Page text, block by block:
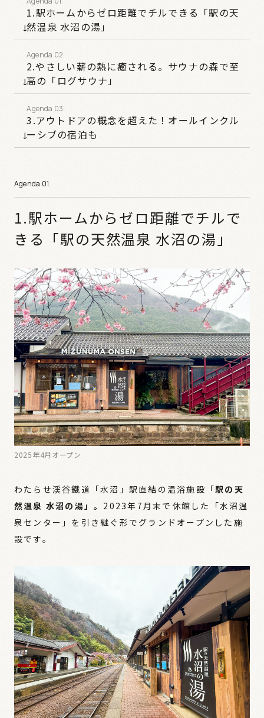
1.駅ホームからゼロ距離でチルできる「駅の天
然温泉 水沼の湯」
2.やさしい薪の熱に癒される。サウナの森で至
高の「ログサウナ」
3.アウトドアの概念を超えた！オールインクル
ーシブの宿泊も
1.駅ホームからゼロ距離でチルで
きる「駅の天然温泉 水沼の湯」
2025年4月オープン
わたらせ渓谷鐵道「水沼」駅直結の温浴施設「駅の天
然温泉 水沼の湯」。 2023年7月末で休館した「水沼温
泉センター」を引き継ぐ形でグランドオープンした施
設です。